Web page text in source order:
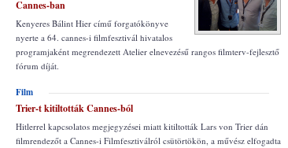
Cannes-ban
Kenyeres Bálint Hier című forgatókönyve
nyerte a 64. cannes-i filmfesztivál hivatalos
programjaként megrendezett Atelier elnevezésű rangos filmterv-fejlesztő
fórum díját.
Film
Trier-t kitiltották Cannes-ból
Hitlerrel kapcsolatos megjegyzései miatt kitiltották Lars von Trier dán
filmrendezőt a Cannes-i Filmfesztiválról csütörtökön, a művész elfogadta